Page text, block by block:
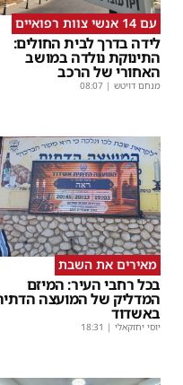
עם 14 אנשי צוות רפואיים
לידה בדרך לבית החולים:
התינוקת נולדה במושב
האחורי של הרכב
מנחם דויטש |
08:07
מאירים את השבת
בכל רחבי העיר: המיזם
המדליק של המועצה הדתית
באשדוד
יוסי יחזקאלי |
18:31